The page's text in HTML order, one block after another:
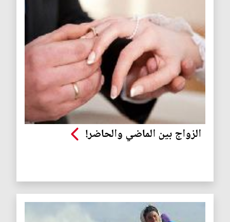
الزواج بين الماضي والحاضر!